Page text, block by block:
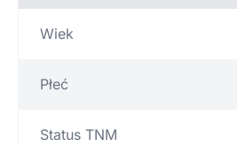
Wiek
Płeć
Status TNM